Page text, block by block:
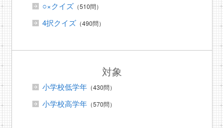
○×クイズ（510問）
4択クイズ（490問）
対象
小学校低学年（430問）
小学校高学年（570問）